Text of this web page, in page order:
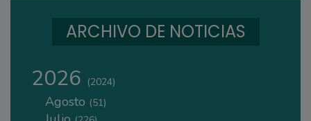
ARCHIVO DE NOTICIAS
2026 (2024)
Agosto (51)